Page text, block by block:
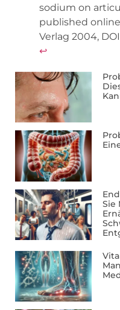
sodium on
published
Verlag 2004,
↩︎
Sie